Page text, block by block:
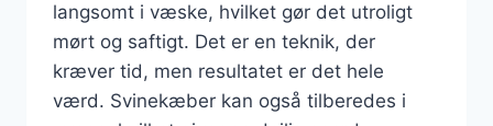
langsomt i væske, hvilket gør det utroligt
mørt og saftigt. Det er en teknik, der
kræver tid, men resultatet er det hele
værd. Svinekæber kan også tilberedes i